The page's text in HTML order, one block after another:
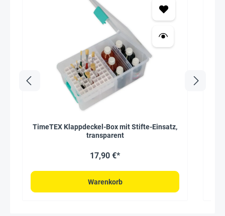
TimeTEX Klappdeckel-Box mit Stifte-Einsatz,
transparent
17,90 €*
Warenkorb